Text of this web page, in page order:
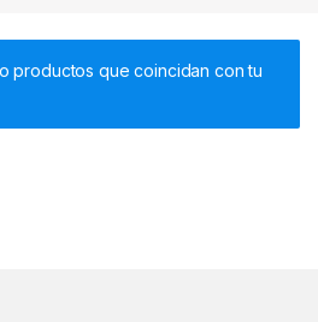
productos que coincidan con tu